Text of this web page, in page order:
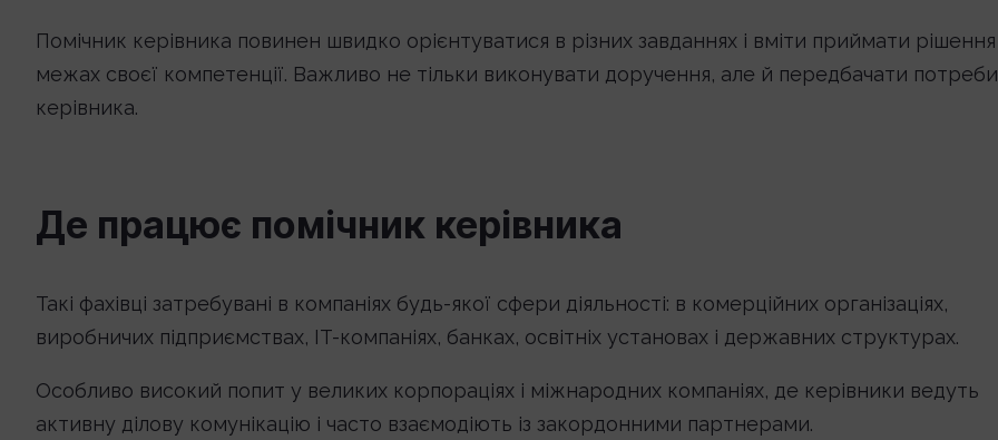
Помічник керівника повинен швидко орієнтуватися в різних завданнях і вміти приймати
межах своєї компетенції. Важливо не тільки виконувати доручення, але й передбачати потреби
керівника.
Де працює помічник керівника
Такі фахівці затребувані в компаніях будь-якої сфери діяльності: в комерційних організаціях,
виробничих підприємствах, IT-компаніях, банках, освітніх установах і державних структурах.
Особливо високий попит у великих корпораціях і міжнародних компаніях, де керівники ведуть
активну ділову комунікацію і часто взаємодіють із закордонними партнерами.